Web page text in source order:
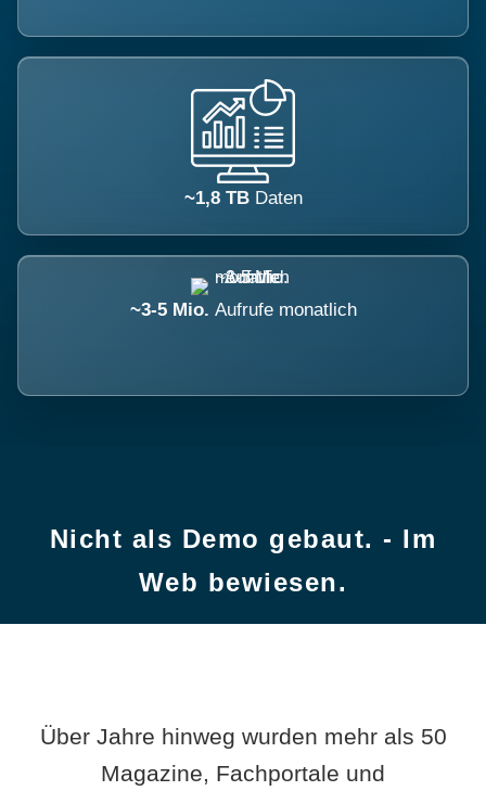
~1,8 TB Daten
~3-5 Mio. Aufrufe monatlich
Nicht als Demo gebaut. - Im
Web bewiesen.
Über Jahre hinweg wurden mehr als 50
Magazine, Fachportale und